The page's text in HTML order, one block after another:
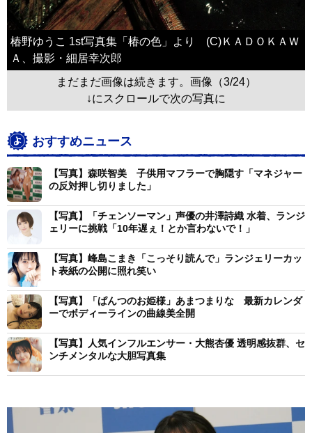
椿野ゆうこ 1st写真集「椿の色」より (C)ＫＡＤＯＫＡＷ
Ａ、撮影・細居幸次郎
まだまだ画像は続きます。画像（3/24）
↓にスクロールで次の写真に
おすすめニュース
【写真】森咲智美 子供用マフラーで胸隠す「マネジャー
の反対押し切りました」
【写真】「チェンソーマン」声優の井澤詩織 水着、ランジ
ェリーに挑戦「10年遅ぇ！とか言わないで！」
【写真】峰島こまき「こっそり読んで」ランジェリーカッ
ト表紙の公開に照れ笑い
【写真】「ぱんつのお姫様」あまつまりな 最新カレンダ
ーでボディーラインの曲線美全開
【写真】人気インフルエンサー・大熊杏優 透明感抜群、セ
ンチメンタルな大胆写真集